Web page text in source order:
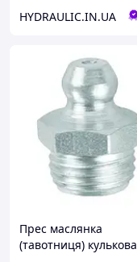
HYDRAULIC.IN.UA
Прес маслянка
(тавотниця) кулькова